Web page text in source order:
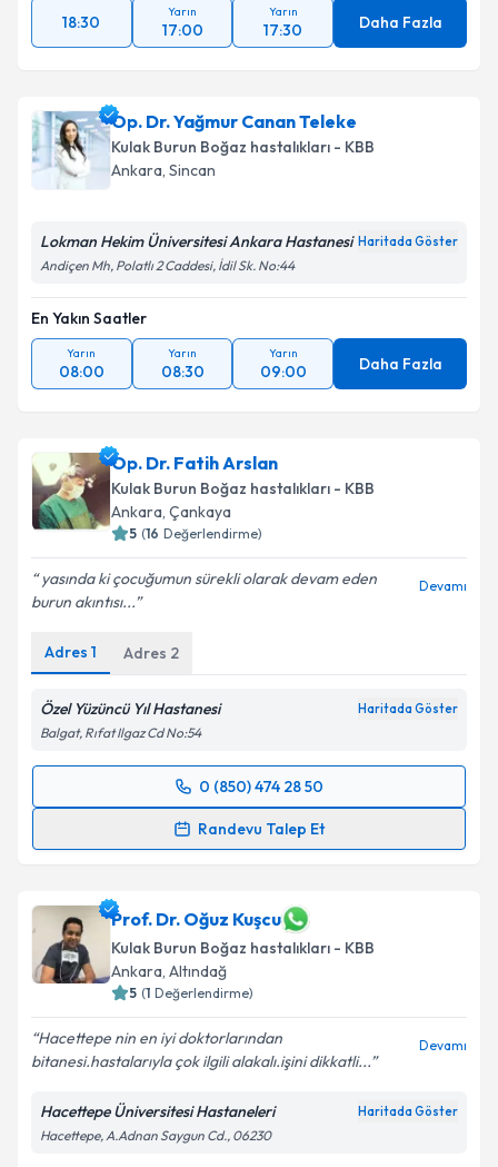
18:30
Yarın
17:00
Yarın
17:30 Daha Fazla
Op. Dr. Yağmur Canan Teleke
Kulak Burun Boğaz hastalıkları - KBB
Ankara, Sincan
Lokman Hekim Üniversitesi Ankara Hastanesi Haritada Göster
Andiçen Mh, Polatlı 2 Caddesi, İdil Sk. No:44
En Yakın Saatler
Yarın
08:00
Yarın
08:30
Yarın
09:00 Daha Fazla
Op. Dr. Fatih Arslan
Kulak Burun Boğaz hastalıkları - KBB
Ankara, Çankaya
5 (16 Değerlendirme)
yasında ki çocuğumun sürekli olarak devam eden
burun akıntısı...
Devamı
Adres 1 Adres 2
Özel Yüzüncü Yıl Hastanesi Haritada Göster
Balgat, Rıfat Ilgaz Cd No:54
0 (850) 474 28 50
Randevu Talep Et
Randevu Takvimi Talebi
takvim hazırlandığında e-posta ile bilgilendireceğiz.
E-posta Adresiniz
Kişisel verilerimin işlenmesine ilişkinAydınlatma
kapsamda işlenmesini kabul ediyorum.
Prof. Dr. Oğuz Kuşcu
Kulak Burun Boğaz hastalıkları - KBB
Ankara, Altındağ
5 (1 Değerlendirme)
Hacettepe nin en iyi doktorlarından
bitanesi.hastalarıyla çok ilgili alakalı.işini dikkatli...
Devamı
Hacettepe Üniversitesi Hastaneleri Haritada Göster
Hacettepe, A.Adnan Saygun Cd., 06230